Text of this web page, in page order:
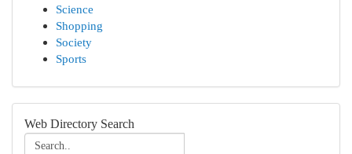
Science
Shopping
Society
Sports
Web Directory Search